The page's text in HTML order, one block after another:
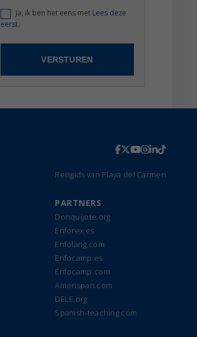
Ja, ik ben het eens met Lees deze
eerst.
Reisgids van Playa del Carmen
PARTNERS
Donquijote.org
Enforex.es
Enfolang.com
Enfocamp.es
Enfocamp.com
Amerispan.com
DELE.org
Spanish-teaching.com